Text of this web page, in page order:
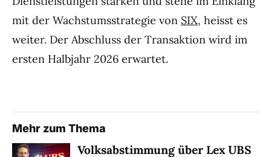
mit der Wachstumsstrategie von SIX, heisst es
weiter. Der Abschluss der Transaktion wird im
ersten Halbjahr 2026 erwartet.
Mehr zum Thema
Volksabstimmung über Lex UBS